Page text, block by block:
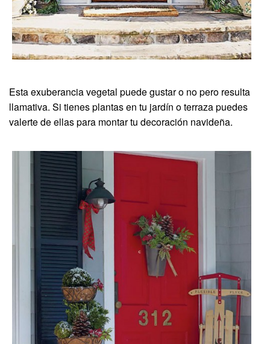
Esta exuberancia vegetal puede gustar o no pero resulta
llamativa. Si tienes plantas en tu jardín o terraza puedes
valerte de ellas para montar tu decoración navideña.